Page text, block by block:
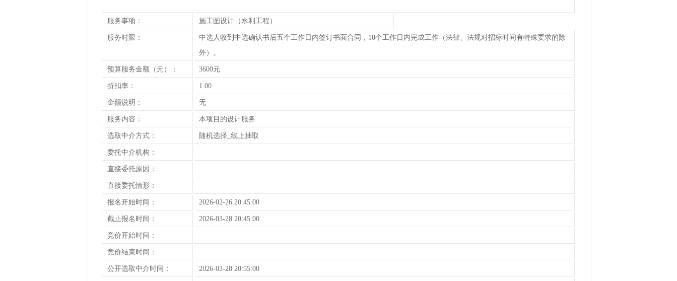
服务事项： 施工图设计（水利工程）
服务时限：
中选人收到中选确认书后五个工作日内签订书面合同，10个工作日内完成工作（法律、法规对招标时间有特殊要求的除
外）。
预算服务金额（元）： 3600元
折扣率： 1.00
金额说明： 无
服务内容： 本项目的设计服务
选取中介方式： 随机选择_线上抽取
委托中介机构：
直接委托原因：
直接委托情形：
报名开始时间： 2026-02-26 20:45:00
截止报名时间： 2026-03-28 20:45:00
竞价开始时间：
竞价结束时间：
公开选取中介时间： 2026-03-28 20:55:00